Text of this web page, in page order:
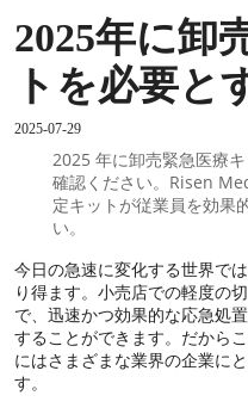
2025年に卸
トを必要と
2025-07-29
2025 年に卸売緊急医療
確認ください。Risen
定キットが従業員を効果
い。
今日の急速に変化する世界で
り得ます。小売店での軽度の
で、迅速かつ効果的な応急処
することができます。だから
にはさまざまな業界の企業に
す。